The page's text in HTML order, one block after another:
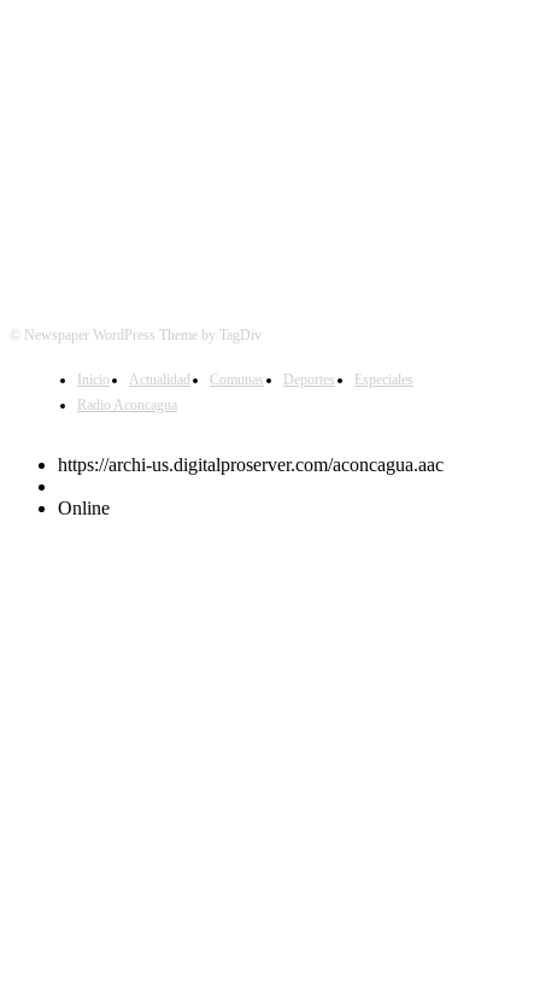
© Newspaper WordPress Theme by TagDiv
Inicio Actualidad Comunas Deportes
Especiales
Radio Aconcagua
https://archi-us.digitalproserver.com/aconcagua.aac
Online